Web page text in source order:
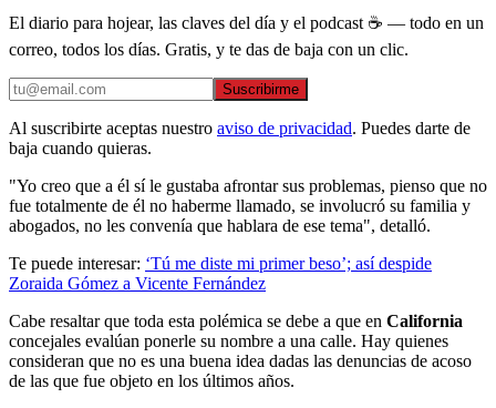
El diario para hojear, las claves del día y el podcast ☕ — todo en un
correo, todos los días. Gratis, y te das de baja con un clic.
Suscribirme
Al suscribirte aceptas nuestro aviso de privacidad. Puedes darte de
baja cuando quieras.
"Yo creo que a él sí le gustaba afrontar sus problemas, pienso que no
fue totalmente de él no haberme llamado, se involucró su familia y
abogados, no les convenía que hablara de ese tema", detalló.
Te puede interesar: ‘Tú me diste mi primer beso’; así despide
Zoraida Gómez a Vicente Fernández
Cabe resaltar que toda esta polémica se debe a que en California
concejales evalúan ponerle su nombre a una calle. Hay quienes
consideran que no es una buena idea dadas las denuncias de acoso
de las que fue objeto en los últimos años.